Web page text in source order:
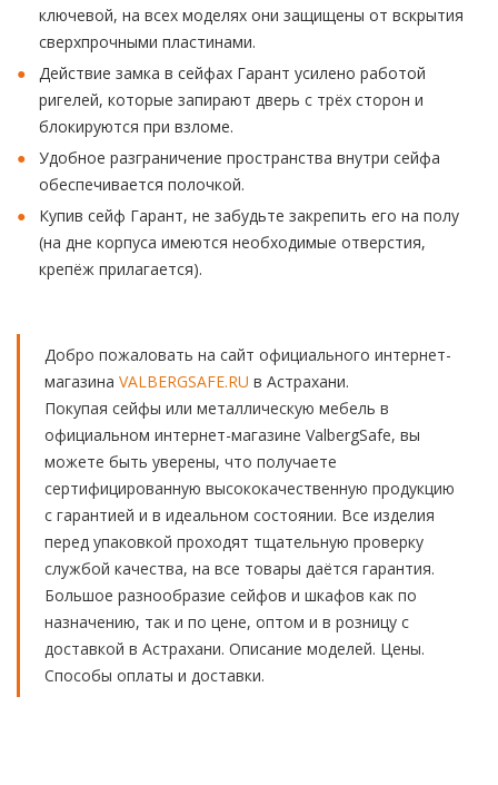
ключевой, на всех моделях они защищены от вскрытия
сверхпрочными пластинами.
Действие замка в сейфах Гарант усилено работой
ригелей, которые запирают дверь с трёх сторон и
блокируются при взломе.
Удобное разграничение пространства внутри сейфа
обеспечивается полочкой.
Купив сейф Гарант, не забудьте закрепить его на полу
(на дне корпуса имеются необходимые отверстия,
крепёж прилагается).
Добро пожаловать на сайт официального интернет-
магазина VALBERGSAFE.RU в Астрахани.
Покупая сейфы или металлическую мебель в
официальном интернет-магазине ValbergSafe, вы
можете быть уверены, что получаете
сертифицированную высококачественную продукцию
с гарантией и в идеальном состоянии. Все изделия
перед упаковкой проходят тщательную проверку
службой качества, на все товары даётся гарантия.
Большое разнообразие сейфов и шкафов как по
назначению, так и по цене, оптом и в розницу с
доставкой в Астрахани. Описание моделей. Цены.
Способы оплаты и доставки.